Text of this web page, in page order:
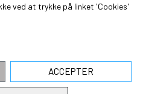
ved at trykke på linket 'Cookies'
ACCEPTER